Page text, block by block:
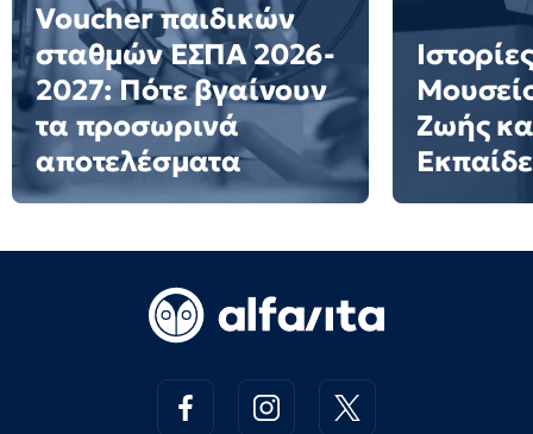
Voucher παιδικών
σταθμών ΕΣΠΑ 2026-
2027: Πότε βγαίνουν
τα προσωρινά
αποτελέσματα
Ζωής